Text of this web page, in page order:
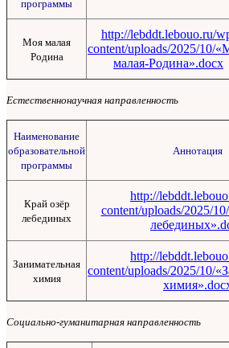
программы
Моя малая
Родина
http://lebddt.lebouo.ru/
content/uploads/2025/10/
малая-Родина».docx
Естественнонаучная направленность
Наименование
образовательной
программы
Аннотация
Край озёр
лебединых
http://
content/uploads/2025/
Занимательная
химия
http://
content/uploads/2025/10/
Социально-гуманитарная направленность